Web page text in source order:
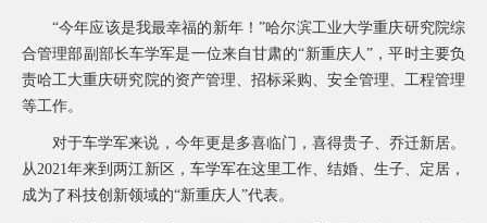
“今年应该是我最幸福的新年！”哈尔滨工业大学重庆研究院综
合管理部副部长车学军是一位来自甘肃的“新重庆人”，平时主要负
责哈工大重庆研究院的资产管理、招标采购、安全管理、工程管理
等工作。
对于车学军来说，今年更是多喜临门，喜得贵子、乔迁新居。
从2021年来到两江新区，车学军在这里工作、结婚、生子、定居，
成为了科技创新领域的“新重庆人”代表。